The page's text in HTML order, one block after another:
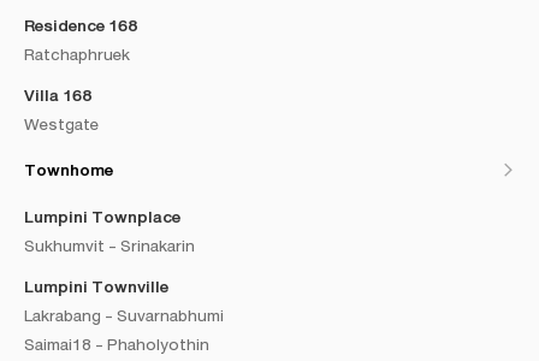
Residence 168
Ratchaphruek
Villa 168
Westgate
Townhome
Lumpini Townplace
Sukhumvit - Srinakarin
Lumpini Townville
Lakrabang - Suvarnabhumi
Saimai18 - Phaholyothin